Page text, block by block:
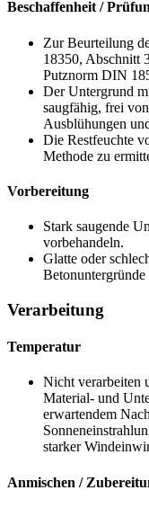
Beschaffenheit /
Zur Beurteilung
18350, Abschnitt
Putznorm DIN
Der Untergrund
saugfähig, frei
Ausblühungen
Die Restfeuchte
Methode zu
Vorbereitung
Stark saugende
vorbehandeln.
Glatte oder
Verarbeitung
Temperatur
Nicht verarbeiten
Material- und
erwartendem
starker
Anmischen /